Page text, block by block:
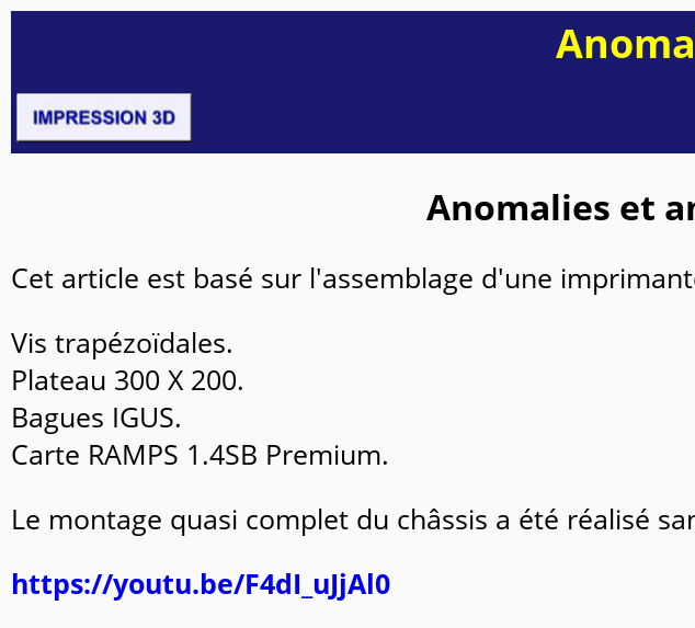
Anomalies et
Cet article est basé sur l'assemblage d'une
Vis trapézoïdales.
Plateau 300 X 200.
Bagues IGUS.
Carte RAMPS 1.4SB Premium.
Le montage quasi complet du châssis a été réalisé
https://youtu.be/F4dI_uJjAl0